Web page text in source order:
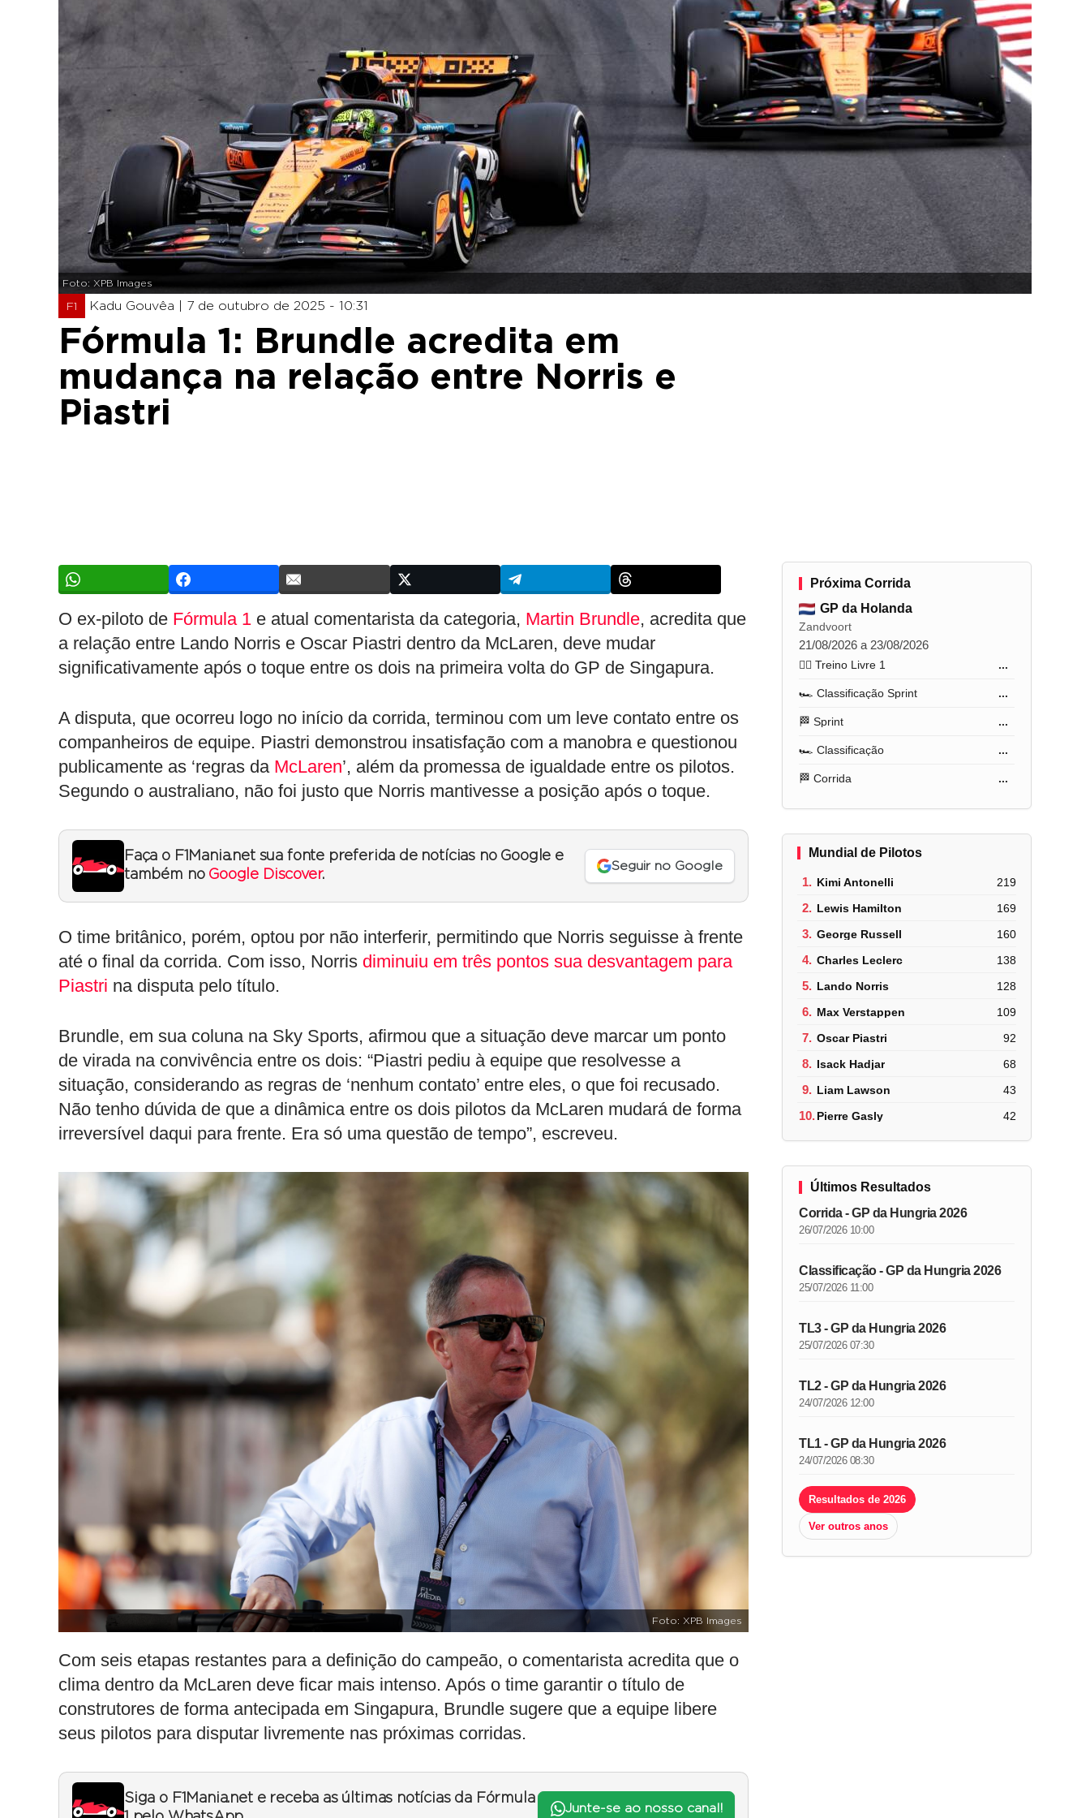
Foto: XPB Images
F1 Kadu Gouvêa | 7 de outubro de 2025 - 10:31
Fórmula 1: Brundle acredita em
mudança na relação entre Norris e
Piastri
O ex-piloto de Fórmula 1 e atual comentarista da categoria, Martin Brundle, acredita que
a relação entre Lando Norris e Oscar Piastri dentro da McLaren, deve mudar
significativamente após o toque entre os dois na primeira volta do GP de Singapura.
A disputa, que ocorreu logo no início da corrida, terminou com um leve contato entre os
companheiros de equipe. Piastri demonstrou insatisfação com a manobra e questionou
publicamente as ‘regras da McLaren’, além da promessa de igualdade entre os pilotos.
Segundo o australiano, não foi justo que Norris mantivesse a posição após o toque.
Faça o F1Mania.net sua fonte preferida de notícias no Google e
também no Google Discover.
Seguir no Google
O time britânico, porém, optou por não interferir, permitindo que Norris seguisse à frente
até o final da corrida. Com isso, Norris diminuiu em três pontos sua desvantagem para
Piastri na disputa pelo título.
Brundle, em sua coluna na Sky Sports, afirmou que a situação deve marcar um ponto
de virada na convivência entre os dois: “Piastri pediu à equipe que resolvesse a
situação, considerando as regras de ‘nenhum contato’ entre eles, o que foi recusado.
Não tenho dúvida de que a dinâmica entre os dois pilotos da McLaren mudará de forma
irreversível daqui para frente. Era só uma questão de tempo”, escreveu.
Foto: XPB Images
Com seis etapas restantes para a definição do campeão, o comentarista acredita que o
clima dentro da McLaren deve ficar mais intenso. Após o time garantir o título de
construtores de forma antecipada em Singapura, Brundle sugere que a equipe libere
seus pilotos para disputar livremente nas próximas corridas.
Siga o F1Mania.net e receba as últimas notícias da Fórmula
Junte-se ao nosso canal!
Próxima Corrida
GP da Holanda
Zandvoort
21/08/2026 a 23/08/2026
🏋️‍♂️ Treino Livre 1 ...
🏎️ Classificação Sprint ...
🏁 Sprint ...
🏎️ Classificação ...
🏁 Corrida ...
Mundial de Pilotos
1. Kimi Antonelli 219
2. Lewis Hamilton 169
3. George Russell 160
4. Charles Leclerc 138
5. Lando Norris 128
6. Max Verstappen 109
7. Oscar Piastri 92
8. Isack Hadjar 68
9. Liam Lawson 43
10.Pierre Gasly 42
Últimos Resultados
Corrida - GP da Hungria 2026
26/07/2026 10:00
Classificação - GP da Hungria 2026
25/07/2026 11:00
TL3 - GP da Hungria 2026
25/07/2026 07:30
TL2 - GP da Hungria 2026
24/07/2026 12:00
TL1 - GP da Hungria 2026
24/07/2026 08:30
Resultados de 2026
Ver outros anos